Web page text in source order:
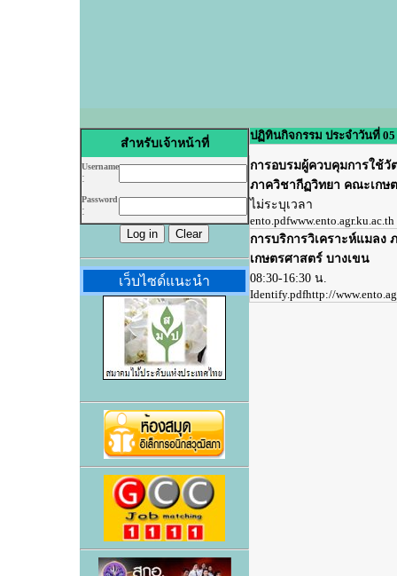
สำหรับเจ้าหน้าที่
Username
:
Password
:
เว็บไซด์แนะนำ
ปฏิทินกิจกรรม ประจำวันที่ 05
การอบรมผู้ควบคุมการใช้วั
ภาควิชากีฏวิทยา คณะเกษ
ไม่ระบุเวลา
ento.pdfwww.ento.agr.ku.ac.th
การบริการวิเคราะห์แมลง
เกษตรศาสตร์ บางเขน
08:30-16:30 น.
Identify.pdfhttp://